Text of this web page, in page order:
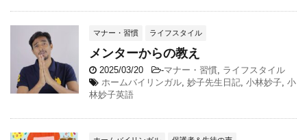
マナー・習慣 ライフスタイル
メンターからの教え
2025/03/20 -マナー・習慣, ライフスタイル
ホームバイリンガル, 妙子先生日記, 小林妙子, 小
林妙子英語